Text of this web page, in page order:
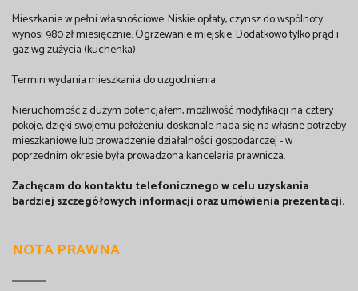
Mieszkanie w pełni własnościowe. Niskie opłaty, czynsz do wspólnoty
wynosi 980 zł miesięcznie. Ogrzewanie miejskie. Dodatkowo tylko prąd i
gaz wg zużycia (kuchenka).
Termin wydania mieszkania do uzgodnienia.
Nieruchomość z dużym potencjałem, możliwość modyfikacji na cztery
pokoje, dzięki swojemu położeniu doskonale nada się na własne potrzeby
mieszkaniowe lub prowadzenie działalności gospodarczej - w
poprzednim okresie była prowadzona kancelaria prawnicza.
Zachęcam do kontaktu telefonicznego w celu uzyskania
bardziej szczegółowych informacji oraz umówienia prezentacji.
NOTA PRAWNA